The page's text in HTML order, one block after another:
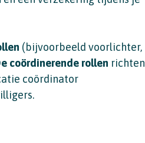
(bijvoorbeeld voorlichter,
coördinerende rollen richten
coördinator